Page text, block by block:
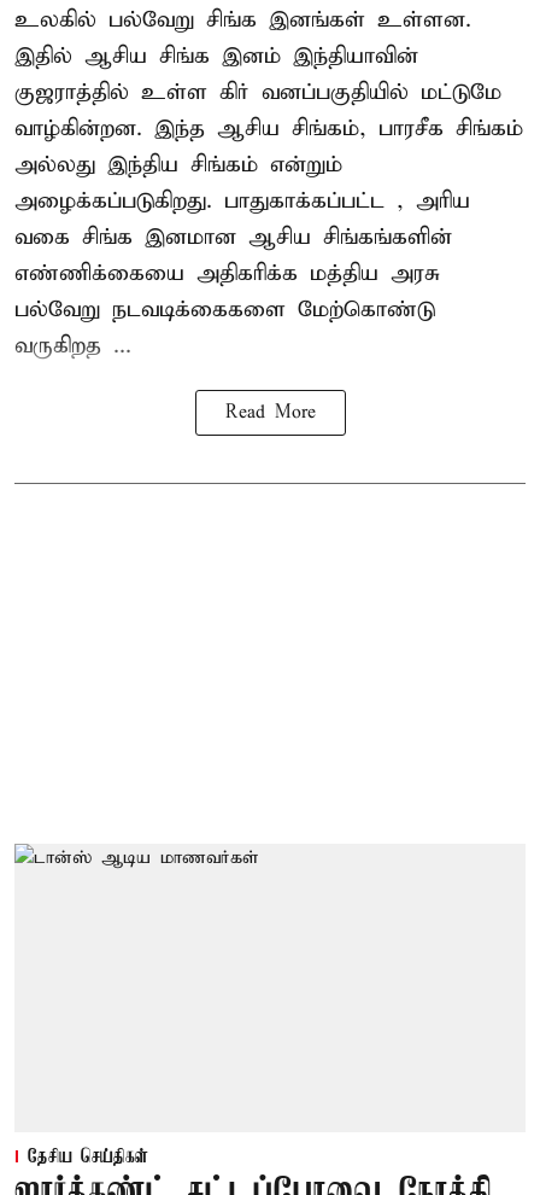
உலகில் பல்வேறு சிங்க இனங்கள் உள்ளன.
இதில் ஆசிய சிங்க இனம் இந்தியாவின்
குஜராத்தில் உள்ள கிர் வனப்பகுதியில் மட்டுமே
வாழ்கின்றன. இந்த ஆசிய சிங்கம், பாரசீக சிங்கம்
அல்லது இந்திய சிங்கம் என்றும்
அழைக்கப்படுகிறது. பாதுகாக்கப்பட்ட , அரிய
வகை சிங்க இனமான ஆசிய சிங்கங்களின்
எண்ணிக்கையை அதிகரிக்க மத்திய அரசு
பல்வேறு நடவடிக்கைகளை மேற்கொண்டு
வருகிறத ...
Read More
தேசிய செய்திகள்